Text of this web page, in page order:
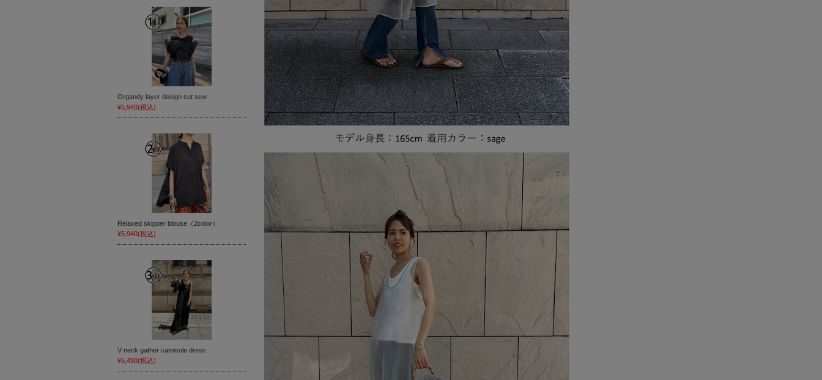
Organdy layer design cut sew
¥5,940(税込)
Relaxed skipper blouse（2color）
¥5,940(税込)
V neck gather camisole dress
¥6,490(税込)